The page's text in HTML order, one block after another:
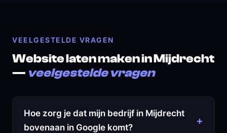
VEELGESTELDE VRAGEN
Website laten maken in Mijdrecht
— veelgestelde vragen
Hoe zorg je dat mijn bedrijf in Mijdrecht
bovenaan in Google komt?